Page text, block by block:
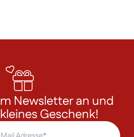
Newsletter an und
Geschenk!